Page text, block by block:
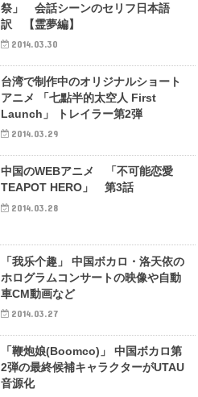
祭」 会話シーンのセリフ日本語
訳 【霊夢編】
2014.03.30
台湾で制作中のオリジナルショート
アニメ 「七點半的太空人 First
Launch」 トレイラー第2弾
2014.03.29
中国のWEBアニメ 「不可能恋愛
TEAPOT HERO」 第3話
2014.03.28
「我乐个趣」 中国ボカロ・洛天依の
ホログラムコンサートの映像や自動
車CM動画など
2014.03.27
「鞭炮娘(Boomco)」 中国ボカロ第
2弾の最終候補キャラクターがUTAU
音源化